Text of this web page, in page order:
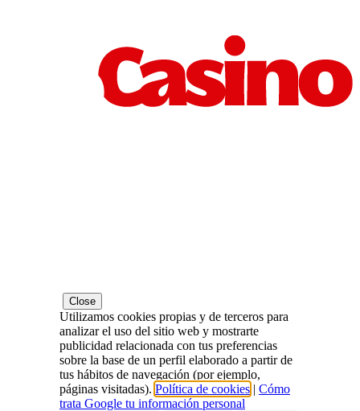
Close
Utilizamos cookies propias y de terceros para
analizar el uso del sitio web y mostrarte
publicidad relacionada con tus preferencias
sobre la base de un perfil elaborado a partir de
tus hábitos de navegación (por ejemplo,
páginas visitadas). Política de cookies | Cómo
trata Google tu información personal